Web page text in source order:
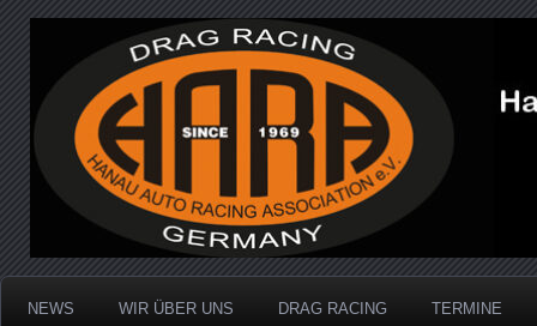
Hanau Auto Racing
Dragracing auf der 1/4 Meile
NEWS WIR ÜBER UNS DRAG RACING TERMINE